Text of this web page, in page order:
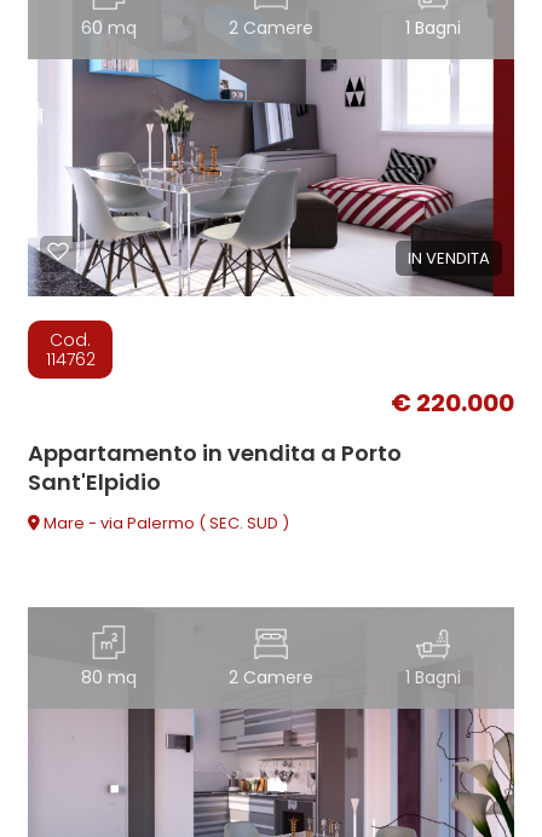
60 mq 2 Camere 1 Bagni
IN VENDITA
Cod.
114762
€ 220.000
Appartamento in vendita a Porto
Sant'Elpidio
Mare - via Palermo ( SEC. SUD )
80 mq 2 Camere 1 Bagni